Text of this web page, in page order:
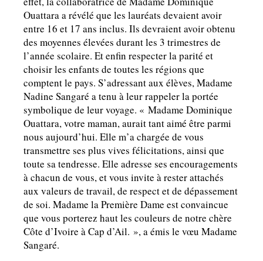
Ouattara a révélé que les lauréats devaient avoir
entre 16 et 17 ans inclus. Ils devraient avoir obtenu
des moyennes élevées durant les 3 trimestres de
l’année scolaire. Et enfin respecter la parité et
choisir les enfants de toutes les régions que
comptent le pays. S’adressant aux élèves, Madame
Nadine Sangaré a tenu à leur rappeler la portée
symbolique de leur voyage. « Madame Dominique
Ouattara, votre maman, aurait tant aimé être parmi
nous aujourd’hui. Elle m’a chargée de vous
transmettre ses plus vives félicitations, ainsi que
toute sa tendresse. Elle adresse ses encouragements
à chacun de vous, et vous invite à rester attachés
aux valeurs de travail, de respect et de dépassement
de soi. Madame la Première Dame est convaincue
que vous porterez haut les couleurs de notre chère
Côte d’Ivoire à Cap d’Ail. », a émis le vœu Madame
Sangaré.